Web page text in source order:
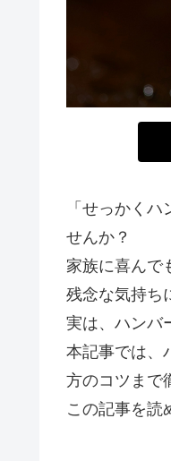
「せっかく
せんか？
家族に喜んで
残念な気持ち
実は、ハンバ
本記事では、
方のコツまで
この記事を読